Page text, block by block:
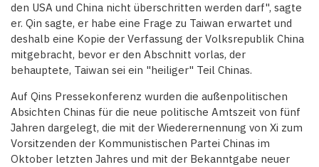
den USA und China nicht überschritten werden darf", sagte
er. Qin sagte, er habe eine Frage zu Taiwan erwartet und
deshalb eine Kopie der Verfassung der Volksrepublik China
mitgebracht, bevor er den Abschnitt vorlas, der
behauptete, Taiwan sei ein "heiliger" Teil Chinas.
Auf Qins Pressekonferenz wurden die außenpolitischen
Absichten Chinas für die neue politische Amtszeit von fünf
Jahren dargelegt, die mit der Wiederernennung von Xi zum
Vorsitzenden der Kommunistischen Partei Chinas im
Oktober letzten Jahres und mit der Bekanntgabe neuer